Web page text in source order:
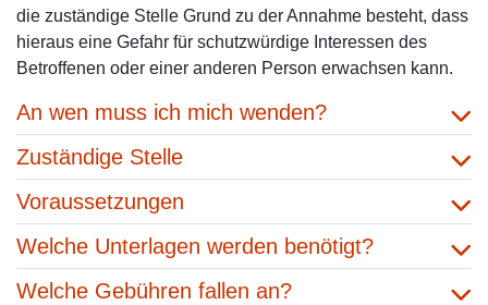
die zuständige Stelle Grund zu der Annahme besteht, dass
hieraus eine Gefahr für schutzwürdige Interessen des
Betroffenen oder einer anderen Person erwachsen kann.
An wen muss ich mich wenden?
Zuständige Stelle
Voraussetzungen
Welche Unterlagen werden benötigt?
Welche Gebühren fallen an?